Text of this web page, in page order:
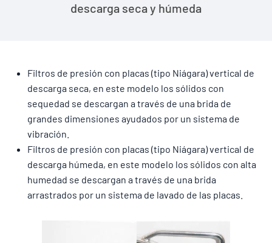
descarga seca y húmeda
Filtros de presión con placas (tipo Niágara) vertical de
descarga seca, en este modelo los sólidos con
sequedad se descargan a través de una brida de
grandes dimensiones ayudados por un sistema de
vibración.
Filtros de presión con placas (tipo Niágara) vertical de
descarga húmeda, en este modelo los sólidos con alta
humedad se descargan a través de una brida
arrastrados por un sistema de lavado de las placas.